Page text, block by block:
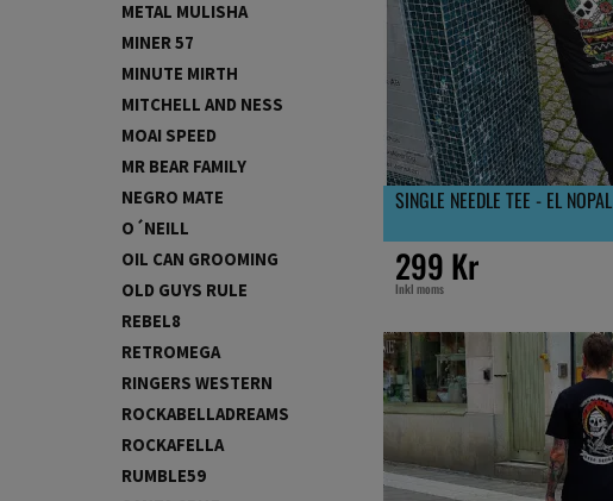
METAL MULISHA
MINER 57
MINUTE MIRTH
MITCHELL AND NESS
MOAI SPEED
MR BEAR FAMILY
NEGRO MATE
O´NEILL
OIL CAN GROOMING
OLD GUYS RULE
REBEL8
RETROMEGA
RINGERS WESTERN
ROCKABELLADREAMS
ROCKAFELLA
RUMBLE59
SINGLE NEEDLE TEE - EL NOPAL
299 Kr
Inkl moms